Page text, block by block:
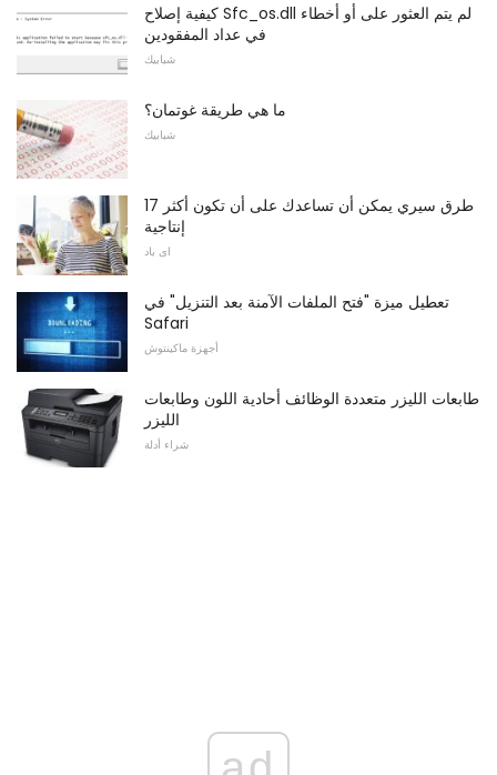
كيفية إصلاح Sfc_os.dll لم يتم العثور على أو أخطاء
في عداد المفقودين
شبابيك
ما هي طريقة غوتمان؟
شبابيك
17 طرق سيري يمكن أن تساعدك على أن تكون أكثر
إنتاجية
اى باد
تعطيل ميزة "فتح الملفات الآمنة بعد التنزيل" في
Safari
أجهزة ماكينتوش
طابعات الليزر متعددة الوظائف أحادية اللون وطابعات
الليزر
شراء أدلة